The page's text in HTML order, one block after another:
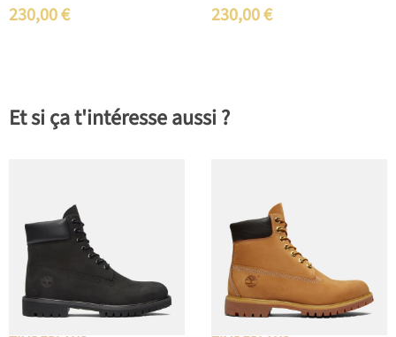
230,00€ 230,00€
Et si ça t'intéresse aussi ?